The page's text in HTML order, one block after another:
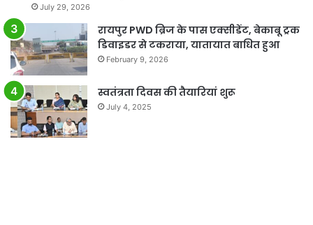
July 29, 2026
रायपुर PWD ब्रिज के पास एक्सीडेंट, बेकाबू ट्रक
डिवाइडर से टकराया, यातायात बाधित हुआ
February 9, 2026
स्वतंत्रता दिवस की तैयारियां शुरू
July 4, 2025